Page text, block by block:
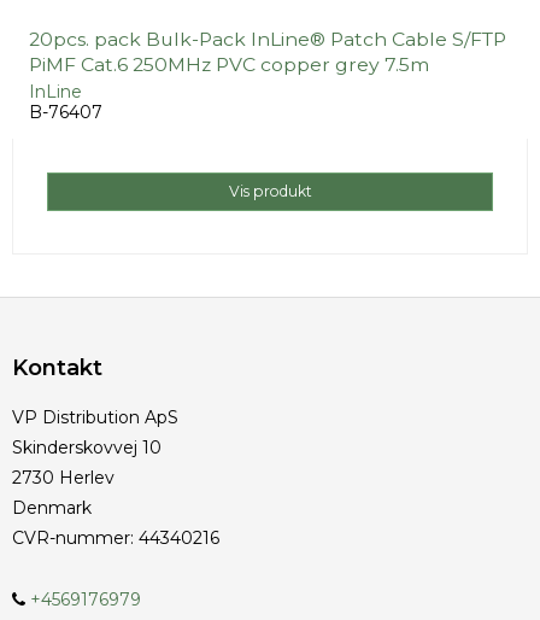
20pcs. pack Bulk-Pack InLine® Patch Cable S/FTP
PiMF Cat.6 250MHz PVC copper grey 7.5m
InLine
B-76407
Vis produkt
Kontakt
VP Distribution ApS
Skinderskovvej 10
2730 Herlev
Denmark
CVR-nummer: 44340216
+4569176979